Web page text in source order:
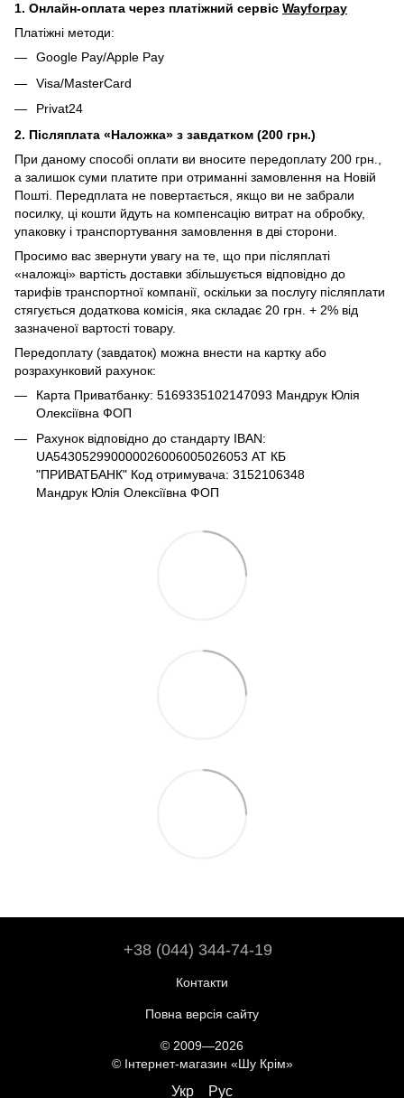
1. Онлайн-оплата через платіжний сервіс Wayforpay
Платіжні методи:
Google Pay/Apple Pay
Visa/MasterCard
Privat24
2. Післяплата «Наложка» з завдатком (200 грн.)
При даному способі оплати ви вносите передоплату 200 грн.,
а залишок суми платите при отриманні замовлення на Новій
Пошті. Передплата не повертається, якщо ви не забрали
посилку, ці кошти йдуть на компенсацію витрат на обробку,
упаковку і транспортування замовлення в дві сторони.
Просимо вас звернути увагу на те, що при післяплаті
«наложці» вартість доставки збільшується відповідно до
тарифів транспортної компанії, оскільки за послугу післяплати
стягується додаткова комісія, яка складає 20 грн. + 2% від
зазначеної вартості товару.
Передоплату (завдаток) можна внести на картку або
розрахунковий рахунок:
Карта Приватбанку: 5169335102147093 Мандрук Юлія
Олексіївна ФОП
Рахунок відповідно до стандарту IBAN:
UA543052990000026006005026053 АТ КБ
"ПРИВАТБАНК" Код отримувача: 3152106348
Мандрук Юлія Олексіївна ФОП
+38 (044) 344-74-19
Контакти
Повна версія сайту
© 2009—2026
© Інтернет-магазин «Шу Крім»
Укр Рус